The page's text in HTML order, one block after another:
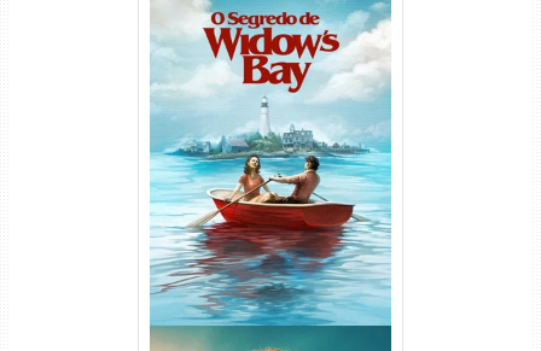
O Segredo de Widow’s Bay
1ª Temporada Torrent (2026)
WEB-DL 1080p Dual Áudio